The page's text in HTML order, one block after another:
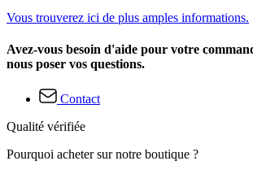
Vous trouverez ici de plus amples informations.
Avez-vous besoin d'aide pour votre
nous poser vos questions.
Contact
Qualité vérifiée
Pourquoi acheter sur notre boutique ?